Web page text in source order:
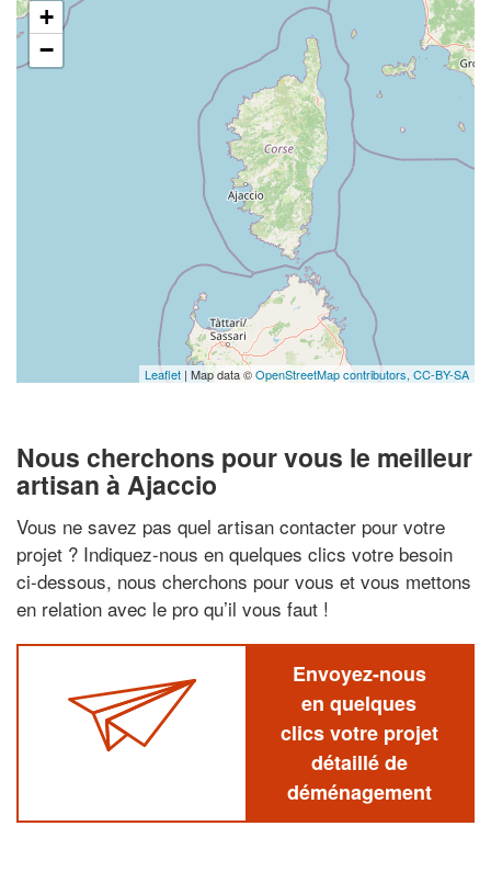
+
−
Leaflet | Map data ©OpenStreetMap contributors, CC-BY-SA
Nous cherchons pour vous le meilleur
artisan à Ajaccio
Vous ne savez pas quel artisan contacter pour votre
projet ? Indiquez-nous en quelques clics votre besoin
ci-dessous, nous cherchons pour vous et vous mettons
en relation avec le pro qu’il vous faut !
Envoyez-nous
en quelques
clics votre projet
détaillé de
déménagement